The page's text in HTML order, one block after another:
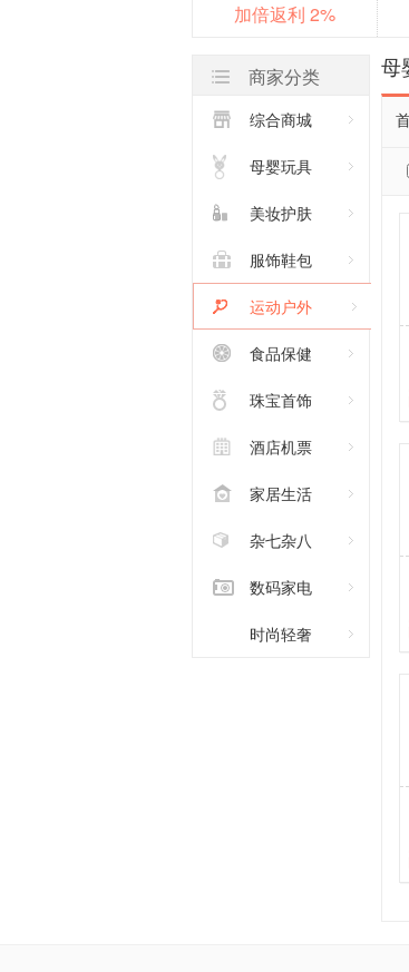
加倍返利 2%
商家分类
综合商城
母婴玩具
美妆护肤
服饰鞋包
运动户外
食品保健
珠宝首饰
酒店机票
家居生活
杂七杂八
数码家电
时尚轻奢
母